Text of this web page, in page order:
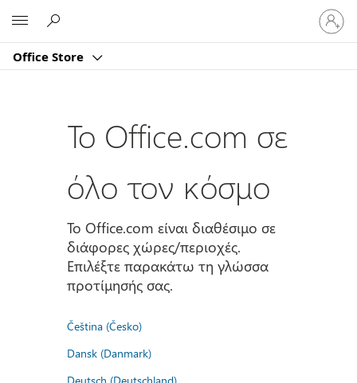
Office Store
Είσοδος
στον
Το Office.com σε
όλο τον κόσμο
Το Office.com είναι διαθέσιμο σε
διάφορες χώρες/περιοχές.
Επιλέξτε παρακάτω τη γλώσσα
προτίμησής σας.
Čeština (Česko)
Dansk (Danmark)
Deutsch (Deutschland)